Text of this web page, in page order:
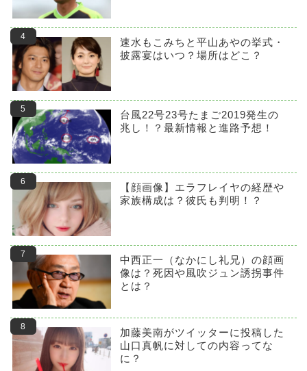
速水もこみちと平山あやの挙式・
披露宴はいつ？場所はどこ？
台風22号23号たまご2019発生の
兆し！？最新情報と進路予想！
【顔画像】エラフレイヤの経歴や
家族構成は？彼氏も判明！？
中西正一（なかにし礼兄）の顔画
像は？死因や風吹ジュン誘拐事件
とは？
加藤美南がツイッターに投稿した
山口真帆に対しての内容ってな
に？